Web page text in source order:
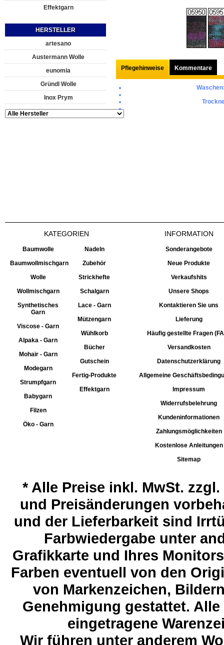
Effektgarn
HERSTELLER
artesano
Austermann Wolle
eunomia
Gründl Wolle
Inox Prym
Pflegehinweise Kommentare
KATEGORIEN
Baumwolle
Baumwollmischgarn
Wolle
Wollmischgarn
Synthetisches
Garn
Viscose - Garn
Alpaka - Garn
Mohair - Garn
Modegarn
Strumpfgarn
Babygarn
Filzen
Öko - Garn
Nadeln
Zubehör
Strickhefte
Schalgarn
Lace - Garn
Mützengarn
Wühlkorb
Bücher
Gutschein
Fertig-Produkte
Effektgarn
INFORMATION
Sonderangebote
Neue Produkte
Verkaufshits
Unsere Shops
Kontaktieren Sie uns
Lieferung
Häufig gestellte Fragen
Versandkosten
Datenschutzerklärung
Allgemeine
Impressum
Widerrufsbelehrung
Kundeninformationen
Zahlungsmöglichkeiten
Kostenlose Anleitungen
Sitemap
*Alle Preise inkl. MwSt.
und Preisänderungen
und der Lieferbarkeit sind
Farbwiedergabe unter
Grafikkarte und Ihres
Farben eventuell von den
von Markenzeichen,
Genehmigung gestattet.
eingetragene
Wir führen unter anderem